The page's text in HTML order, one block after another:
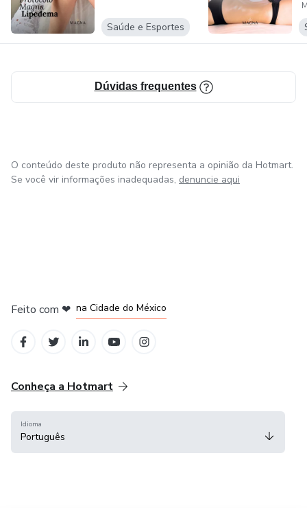
Saúde e Esportes
Dúvidas frequentes
O conteúdo deste produto não representa a opinião da Hotmart.
Se você vir informações inadequadas, denuncie aqui
Feito com ❤ na Cidade do México
Conheça a Hotmart
Idioma
Português